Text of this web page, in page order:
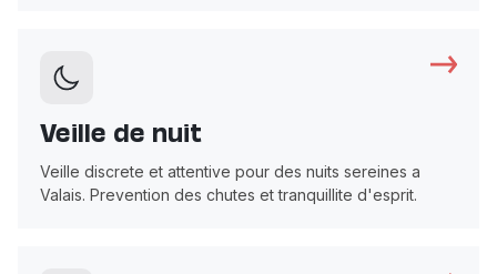
Veille de nuit
Veille discrete et attentive pour des nuits sereines a
Valais. Prevention des chutes et tranquillite d'esprit.